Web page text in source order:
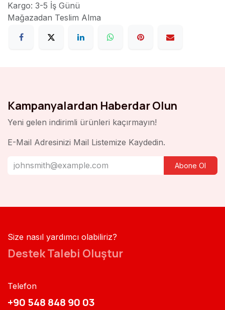
Kargo: 3-5 İş Günü
Mağazadan Teslim Alma
Kampanyalardan Haberdar Olun
Yeni gelen indirimli ürünleri kaçırmayın!
E-Mail Adresinizi Mail Listemize Kaydedin.
Abone Ol
Size nasıl yardımcı olabiliriz?
Destek Talebi Oluştur
Telefon
+90 548 848 90 03​​